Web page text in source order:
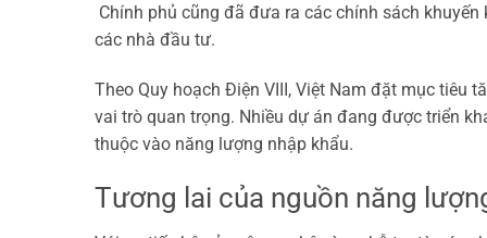
Chính phủ cũng đã đưa ra các chính sách
các nhà đầu tư.
Theo Quy hoạch Điện VIII, Việt Nam đặt mục tiêu
vai trò quan trọng. Nhiều dự án đang được triển
thuộc vào năng lượng nhập khẩu.
Tương lai của nguồn năng